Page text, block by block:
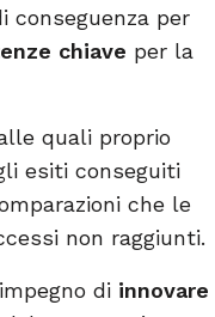
conseguenza per
chiave per la
quali proprio
esiti conseguiti
che le
non raggiunti.
di innovare